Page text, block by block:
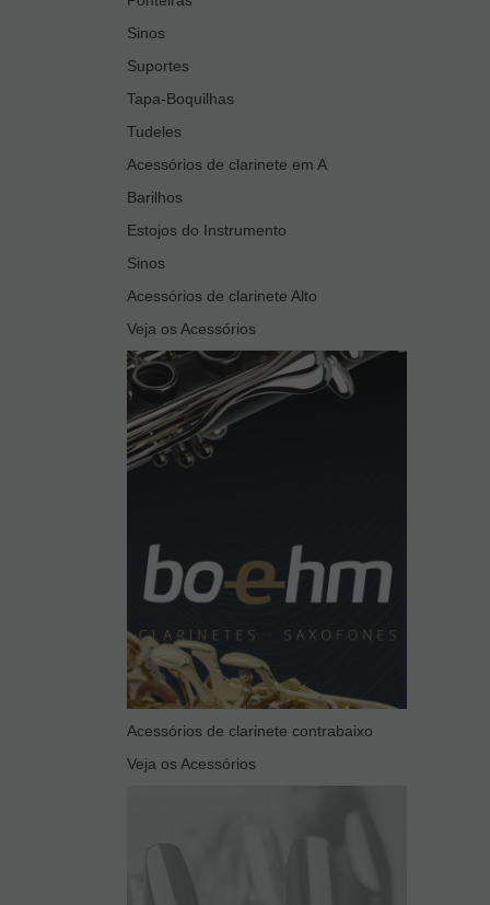
Sinos
Suportes
Tapa-Boquilhas
Tudeles
Acessórios de clarinete em A
Barilhos
Estojos do Instrumento
Sinos
Acessórios de clarinete Alto
Veja os Acessórios
Acessórios de clarinete contrabaixo
Veja os Acessórios